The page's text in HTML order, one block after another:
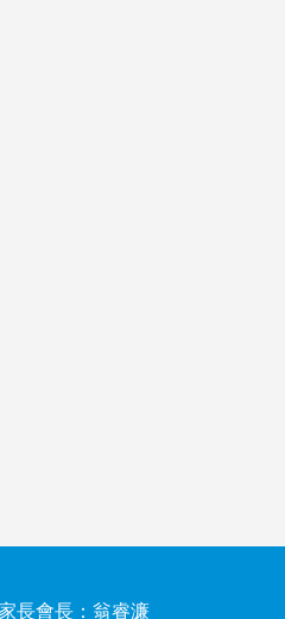
長會長：翁睿濂